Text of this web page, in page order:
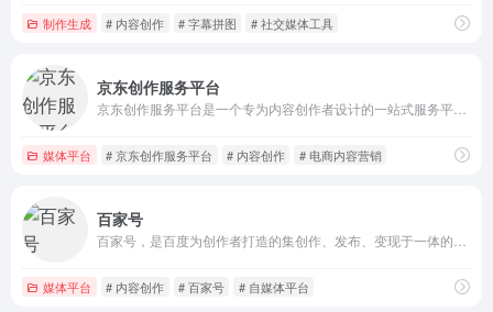
制作生成 # 内容创作 # 字幕拼图 # 社交媒体工具
京东创作服务平台
媒体平台 # 京东创作服务平台 # 内容创作 # 电商内容营销
百家号
媒体平台 # 内容创作 # 百家号 # 自媒体平台